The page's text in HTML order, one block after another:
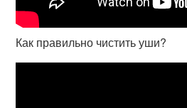
Как правильно чистить уши?